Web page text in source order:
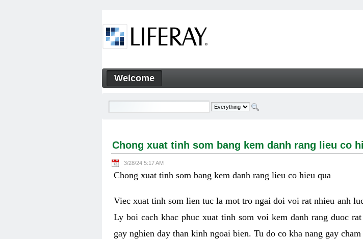
Chong xuat tinh som bang kem danh rang lieu co hieu qua -
Navigation
Welcome
Chong xuat tinh som bang kem danh rang lieu co
3/28/24 5:17 AM
Chong xuat tinh som bang kem danh rang lieu co hieu qua
Viec xuat tinh som lien tuc la mot tro ngai doi voi rat nhieu anh
Ly boi cach khac phuc xuat tinh som voi kem danh rang duoc
gay nghien day than kinh ngoai bien. Tu do co kha nang gay